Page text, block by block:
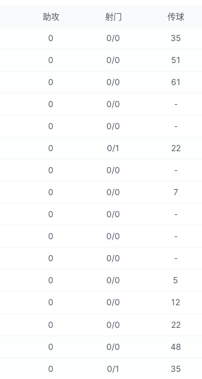
助攻 射门 传球
0 0/0 35
0 0/0 51
0 0/0 61
0 0/0 -
0 0/0 -
0 0/1 22
0 0/0 -
0 0/0 7
0 0/0 -
0 0/0 -
0 0/0 -
0 0/0 5
0 0/0 12
0 0/0 22
0 0/0 48
0 0/1 35